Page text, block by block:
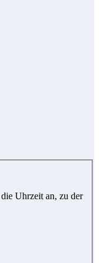
Uhrzeit an, zu der